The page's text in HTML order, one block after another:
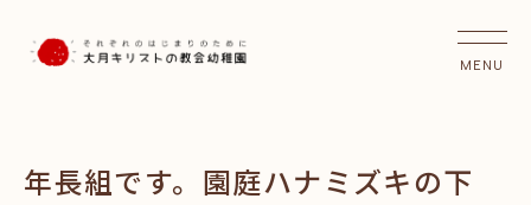
年長組です。園庭ハナミズキの下